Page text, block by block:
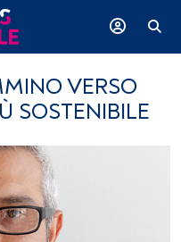
VERSO
SOSTENIBILE